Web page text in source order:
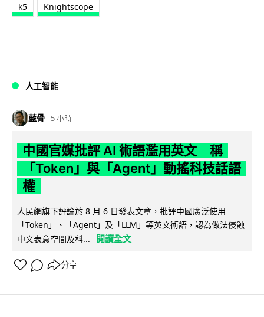
k5 Knightscope
人工智能
藍骨 5 小時
中國官媒批評 AI 術語濫用英文 稱
「Token」與「Agent」動搖科技話語
權
人民網旗下評論於 8 月 6 日發表文章，批評中國廣泛使用
「Token」、「Agent」及「LLM」等英文術語，認為做法侵蝕
中文表意空間及科...
閱讀全文
分享